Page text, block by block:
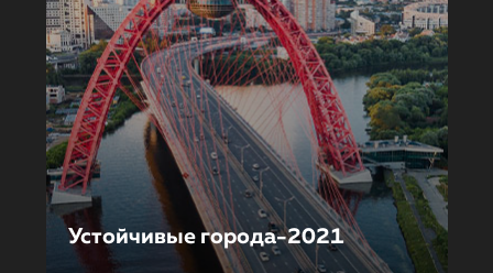
Устойчивые города-2021